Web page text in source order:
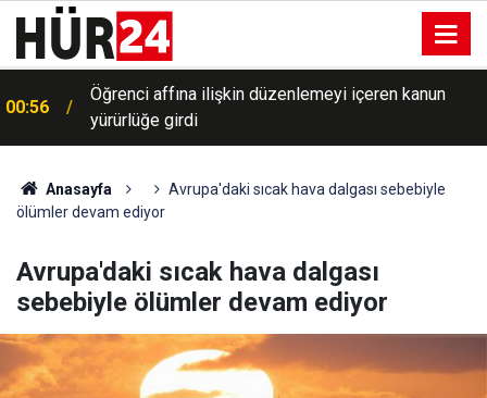
00:56
Öğrenci affına ilişkin düzenlemeyi içeren kanun
yürürlüğe girdi
Anasayfa
Avrupa'daki sıcak hava dalgası sebebiyle
ölümler devam ediyor
Avrupa'daki sıcak hava dalgası
sebebiyle ölümler devam ediyor